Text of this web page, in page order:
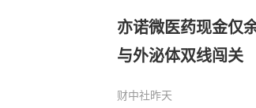
亦诺微医药现金仅
与外泌体双线闯关
财中社昨天